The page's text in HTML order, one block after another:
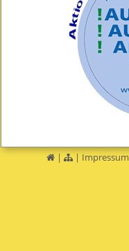
| | Impressum